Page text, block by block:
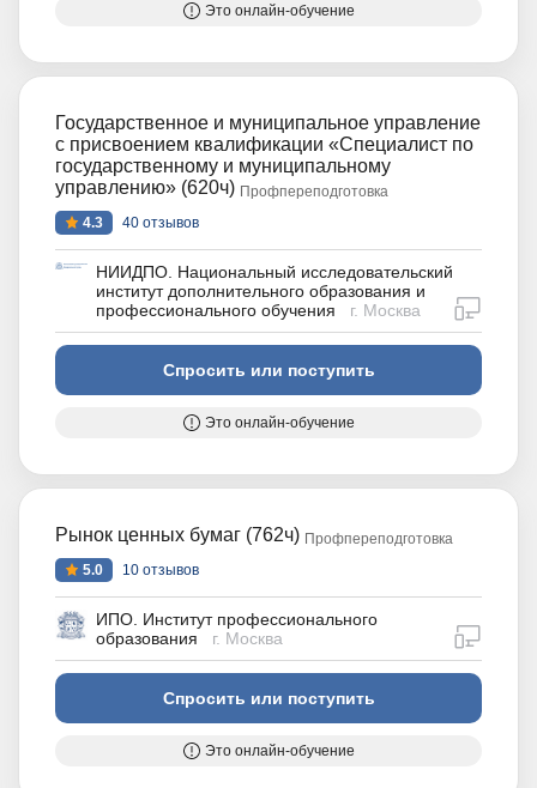
Это онлайн-обучение
Государственное и муниципальное управление
с присвоением квалификации «Специалист по
государственному и муниципальному
управлению» (620ч) Профпереподготовка
4.3
40 отзывов
НИИДПО. Национальный исследовательский
институт дополнительного образования и
профессионального обучения
г. Москва
Спросить или поступить
Это онлайн-обучение
Рынок ценных бумаг (762ч) Профпереподготовка
5.0
10 отзывов
ИПО. Институт профессионального
образования
г. Москва
Спросить или поступить
Это онлайн-обучение